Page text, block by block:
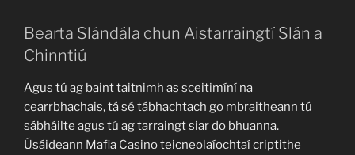
Bearta Slándála chun Aistarraingtí Slán a
Chinntiú
Agus tú ag baint taitnimh as sceitimíní na
cearrbhachais, tá sé tábhachtach go mbraitheann tú
sábháilte agus tú ag tarraingt siar do bhuanna.
Úsáideann Mafia Casino teicneolaíochtaí criptithe